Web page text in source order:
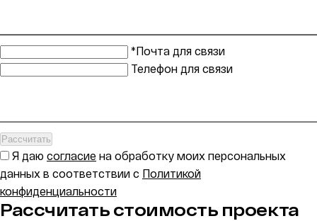
*Почта для связи
Телефон для связи
Рассчитать
Я даю согласие на обработку моих персональных
данных в соответствии с Политикой
конфиденциальности
Рассчитать стоимость проекта